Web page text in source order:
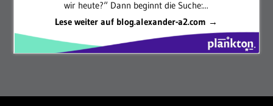
wir heute?“ Dann beginnt die Suche:...
Lese weiter auf blog.alexander-a2.com →